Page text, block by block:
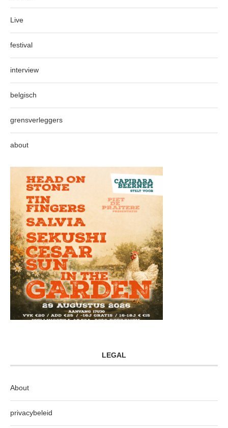
Live
festival
interview
belgisch
grensverleggers
about
LEGAL
About
privacybeleid